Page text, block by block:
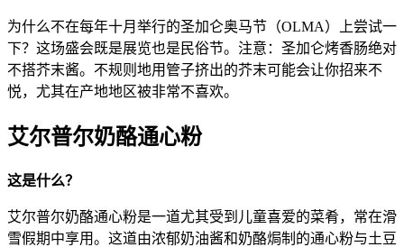
为什么不在每年十月举行的圣加仑奥马节（OLMA）上尝试一
下？这场盛会既是展览也是民俗节。注意：圣加仑烤香肠绝对
不搭芥末酱。不规则地用管子挤出的芥末可能会让你招来不
悦，尤其在产地地区被非常不喜欢。
艾尔普尔奶酪通心粉
这是什么？
艾尔普尔奶酪通心粉是一道尤其受到儿童喜爱的菜肴，常在滑
雪假期中享用。这道由浓郁奶油酱和奶酪焗制的通心粉与土豆